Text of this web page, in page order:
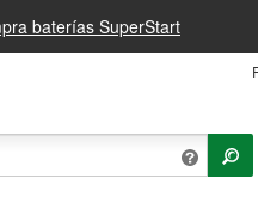
baterías SuperStart